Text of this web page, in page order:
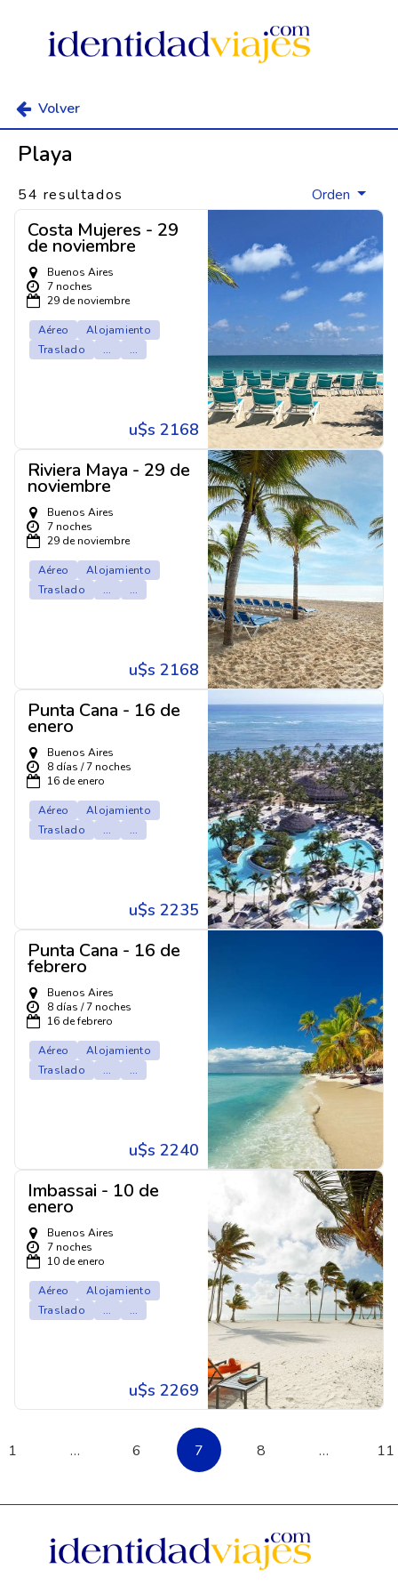
Volver
Playa
54 resultados Orden
Costa Mujeres - 29
de noviembre
Buenos Aires
7 noches
29 de noviembre
Aéreo
Alojamiento
Traslado
... ...
u$s 2168
Riviera Maya - 29 de
noviembre
Buenos Aires
7 noches
29 de noviembre
Aéreo
Alojamiento
Traslado
... ...
u$s 2168
Punta Cana - 16 de
enero
Buenos Aires
8 días / 7 noches
16 de enero
Aéreo
Alojamiento
Traslado
... ...
u$s 2235
Punta Cana - 16 de
febrero
Buenos Aires
8 días / 7 noches
16 de febrero
Aéreo
Alojamiento
Traslado
... ...
u$s 2240
Imbassai - 10 de
enero
Buenos Aires
7 noches
10 de enero
Aéreo
Alojamiento
Traslado
... ...
u$s 2269
1 … 6 7 8 … 11